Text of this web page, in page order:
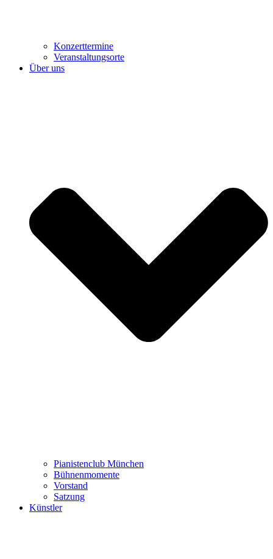
Konzerttermine
Veranstaltungsorte
Über uns
Pianistenclub München
Bühnenmomente
Vorstand
Satzung
Künstler